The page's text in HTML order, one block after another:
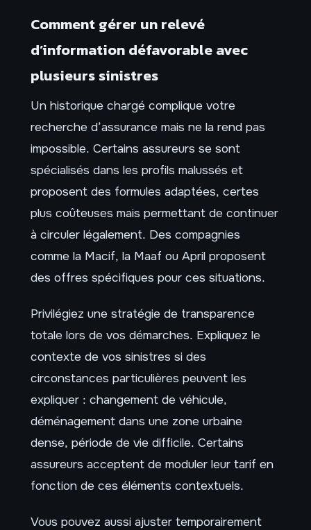
Comment gérer un relevé
d’information défavorable avec
plusieurs sinistres
Un historique chargé complique votre
recherche d’assurance mais ne la rend pas
impossible. Certains assureurs se sont
spécialisés dans les profils malussés et
proposent des formules adaptées, certes
plus coûteuses mais permettant de continuer
à circuler légalement. Des compagnies
comme la Macif, la Maaf ou April proposent
des offres spécifiques pour ces situations.
Privilégiez une stratégie de transparence
totale lors de vos démarches. Expliquez le
contexte de vos sinistres si des
circonstances particulières peuvent les
expliquer : changement de véhicule,
déménagement dans une zone urbaine
dense, période de vie difficile. Certains
assureurs acceptent de moduler leur tarif en
fonction de ces éléments contextuels.
Vous pouvez aussi ajuster temporairement